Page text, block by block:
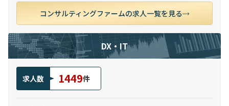
コンサルティングファームの求人一覧を見る
DX・IT
求人数 1449件